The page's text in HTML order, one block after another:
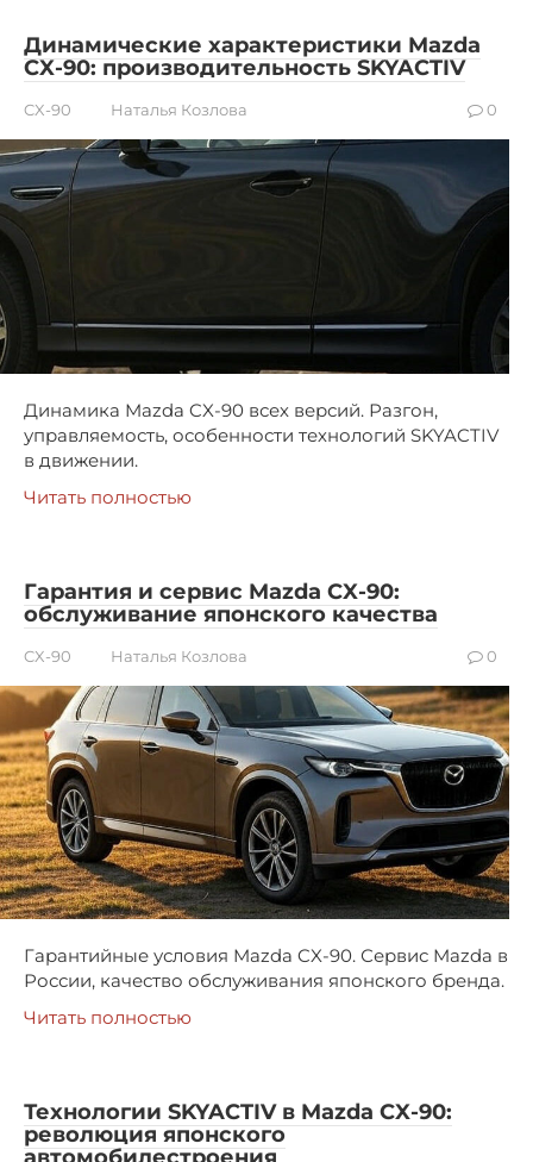
Динамические характеристики Mazda
CX-90: производительность SKYACTIV
CX-90 Наталья Козлова 0
Динамика Mazda CX-90 всех версий. Разгон,
управляемость, особенности технологий SKYACTIV
в движении.
Читать полностью
Гарантия и сервис Mazda CX-90:
обслуживание японского качества
CX-90 Наталья Козлова 0
Гарантийные условия Mazda CX-90. Сервис Mazda в
России, качество обслуживания японского бренда.
Читать полностью
Технологии SKYACTIV в Mazda CX-90:
революция японского